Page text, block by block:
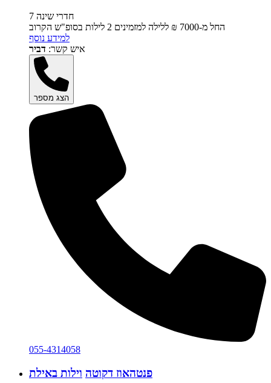
7 חדרי שינה
החל מ-‏7000 ₪ ללילה למזמינים 2 לילות בסופ"ש הקרוב
למידע נוסף
איש קשר: דביר
הצג מספר
055-4314058
פנטהאוז דקוטה וילות באילת